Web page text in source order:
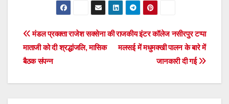
e
b
o
o
tt
er
at
s
A
p
ar
e
Post
navigation
राजकीय इंटर कॉलेज नसीरपुर टप्पा
मलसई में मधुमक्खी पालन के बारे में
जानकारी दी गई
मंडल प्रवक्ता राजेश सक्सेना की
माताजी को दी श्रद्धांजलि, मासिक
बैठक संपन्न